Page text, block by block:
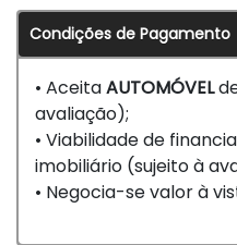
Condições de Pagamento
• AceitaAUTOMÓVEL
avaliação);
• Viabilidade de
imobiliário (sujeito à
• Negocia-se valor à